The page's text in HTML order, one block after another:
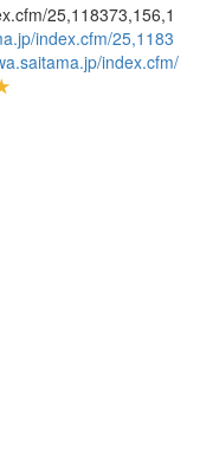
25,118373,156,1
index.cfm/25,1183
index.cfm/